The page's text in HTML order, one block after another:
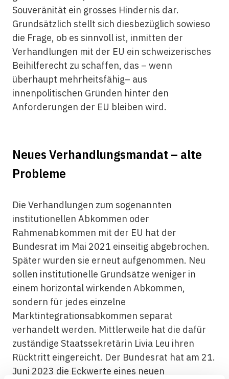
Souveränität ein grosses Hindernis dar.
Grundsätzlich stellt sich diesbezüglich sowieso
die Frage, ob es sinnvoll ist, inmitten der
Verhandlungen mit der EU ein schweizerisches
Beihilferecht zu schaffen, das – wenn
überhaupt mehrheitsfähig– aus
innenpolitischen Gründen hinter den
Anforderungen der EU bleiben wird.
Neues Verhandlungsmandat – alte
Probleme
Die Verhandlungen zum sogenannten
institutionellen Abkommen oder
Rahmenabkommen mit der EU hat der
Bundesrat im Mai 2021 einseitig abgebrochen.
Später wurden sie erneut aufgenommen. Neu
sollen institutionelle Grundsätze weniger in
einem horizontal wirkenden Abkommen,
sondern für jedes einzelne
Marktintegrationsabkommen separat
verhandelt werden. Mittlerweile hat die dafür
zuständige Staatssekretärin Livia Leu ihren
Rücktritt eingereicht. Der Bundesrat hat am 21.
Juni 2023 die Eckwerte eines neuen